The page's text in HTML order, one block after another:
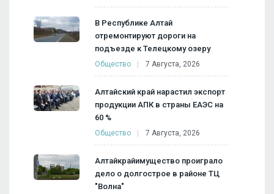
В Республике Алтай
отремонтируют дороги на
подъезде к Телецкому озеру
Общество 7 Августа, 2026
Алтайский край нарастил экспорт
продукции АПК в страны ЕАЭС на
60 %
Общество 7 Августа, 2026
Алтайкрайимущество проиграло
дело о долгострое в районе ТЦ
"Волна"